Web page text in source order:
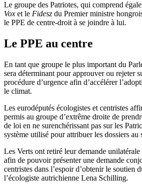
Le groupe des Patriotes, qui comprend
Vox et le Fidesz du Premier ministre
le PPE de centre-droit à se joindre à lui.
Le PPE au centre
En tant que groupe le plus important du
sera déterminant pour approuver ou rejeter
procédure d’urgence afin d’accélérer
le climat.
Les eurodéputés écologistes et centristes
permis au groupe d’extrême droite de
de loi en ne surenchérissant pas sur les
système utilisé pour attribuer les dossiers au
Les Verts ont retiré leur demande unilatérale
afin de pouvoir présenter une demande
centristes dans l’espoir d’obtenir le soutien
l’écologiste autrichienne Lena Schilling.